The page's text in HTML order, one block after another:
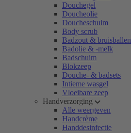
Douchegel
Doucheolie
Doucheschuim
Body scrub
Badzout & bruisballen
Badolie & -melk
Badschuim
Blokzeep
Douche- & badsets
Intieme wasgel
Vloeibare zeep
Handverzorging
Alle weergeven
Handcrème
Handdesinfectie